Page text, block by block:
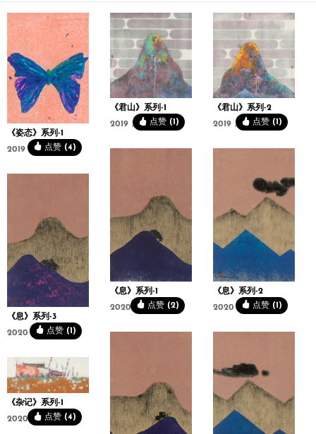
《姿态》系列-1
2019，97x131cm
点赞 (4)
《君山》系列-1
2019，95x91cm点赞 (1)
《君山》系列-2
2019，95x91cm点赞 (1)
《息》系列-1
2020，48x78cm
点赞 (2)
《息》系列-2
2020，48x78cm
点赞 (1)
《息》系列-3
2020，48x78cm
点赞 (1)
《杂记》系列-1
2020，98x43cm
点赞 (4)